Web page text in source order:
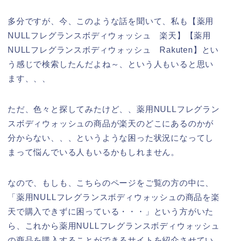
多分ですが、今、このような話を聞いて、私も【薬用
NULLフレグランスボディウォッシュ 楽天】【薬用
NULLフレグランスボディウォッシュ Rakuten】とい
う感じで検索したんだよね～、という人もいると思い
ます、、、
ただ、色々と探してみたけど、、薬用NULLフレグラン
スボディウォッシュの商品が楽天のどこにあるのかが
分からない、、、というような困った状況になってし
まって悩んでいる人もいるかもしれません。
なので、もしも、こちらのページをご覧の方の中に、
「薬用NULLフレグランスボディウォッシュの商品を楽
天で購入できずに困っている・・・」という方がいた
ら、これから薬用NULLフレグランスボディウォッシュ